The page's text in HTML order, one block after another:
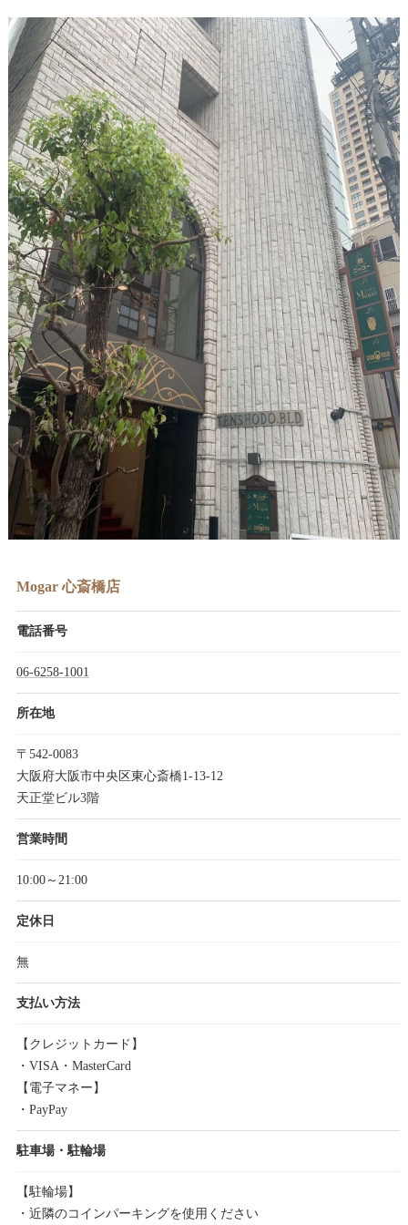
Mogar 心斎橋店
電話番号
06-6258-1001
所在地
〒542-0083
大阪府大阪市中央区東心斎橋1-13-12
天正堂ビル3階
営業時間
10:00～21:00
定休日
無
支払い方法
【クレジットカード】
・VISA・MasterCard
【電子マネー】
・PayPay
駐車場・駐輪場
【駐輪場】
・近隣のコインパーキングを使用ください